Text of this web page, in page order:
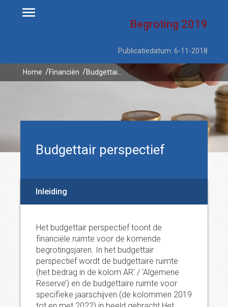
Begroting 2019
Publicatiedatum: 6-11-2018
Home Financiën
Budgettair perspectief
Inleiding
Het budgettair perspectief toont de
financiële ruimte voor de komende
begrotingsjaren. In het budgettair
perspectief wordt de budgettaire ruimte
(het bedrag in de kolom AR' / ‘Algemene
Reserve’) en de budgettaire ruimte voor
specifieke jaarschijven (de kolommen 2019